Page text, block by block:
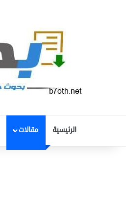
الرئيسية مقالات